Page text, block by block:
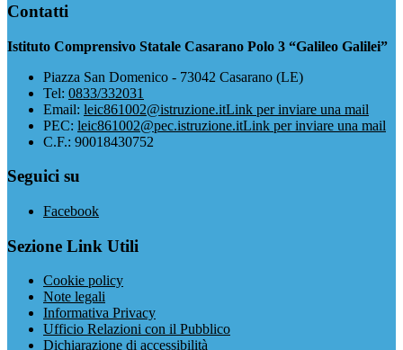
Contatti
Istituto Comprensivo Statale Casarano Polo 3 “Galileo Galilei”
Piazza San Domenico - 73042 Casarano (LE)
Tel: 0833/332031
Email: leic861002@istruzione.itLink per inviare una mail
PEC: leic861002@pec.istruzione.itLink per inviare una mail
C.F.: 90018430752
Seguici su
Facebook
Sezione Link Utili
Cookie policy
Note legali
Informativa Privacy
Ufficio Relazioni con il Pubblico
Dichiarazione di accessibilità